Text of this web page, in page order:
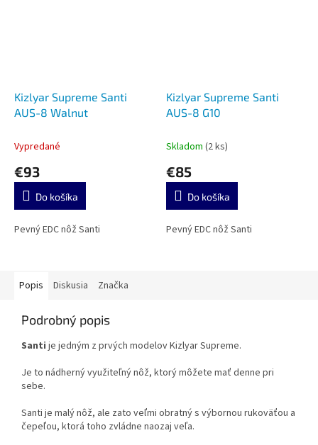
Kizlyar Supreme Santi
AUS-8 Walnut
Vypredané
€93
Do košíka
Pevný EDC nôž Santi
Kizlyar Supreme Santi
AUS-8 G10
Skladom (2 ks)
€85
Do košíka
Pevný EDC nôž Santi
Popis Diskusia Značka
Podrobný popis
Santi je jedným z prvých modelov Kizlyar Supreme.
Je to nádherný využiteľný nôž, ktorý môžete mať denne pri
sebe.
Santi je malý nôž, ale zato veľmi obratný s výbornou rukoväťou a
čepeľou, ktorá toho zvládne naozaj veľa.